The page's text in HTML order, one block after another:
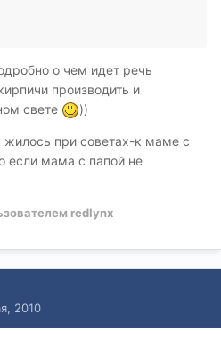
о чем идет речь
производить и
свете
))
жилось при советах-к маме с
если мама с папой не
redlynx
2010